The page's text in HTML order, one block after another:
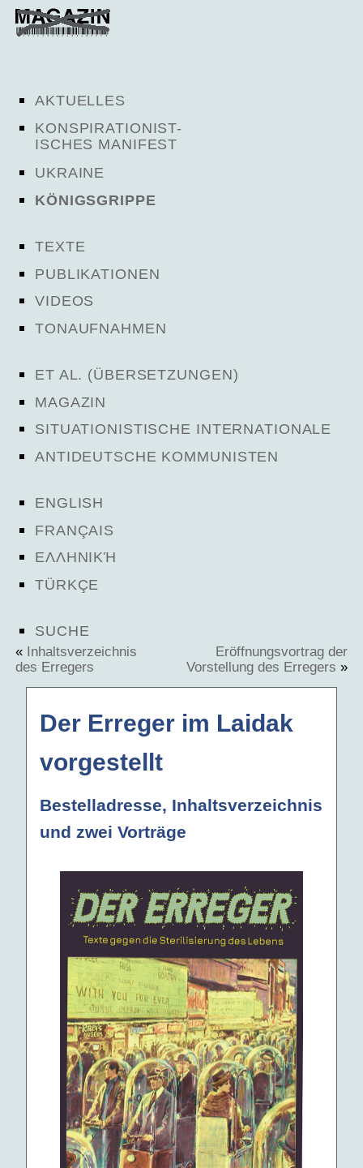
AKTUELLES
KONSPIRATIONIST-
ISCHES MANIFEST
UKRAINE
KÖNIGSGRIPPE
TEXTE
PUBLIKATIONEN
VIDEOS
TONAUFNAHMEN
ET AL. (ÜBERSETZUNGEN)
MAGAZIN
SITUATIONISTISCHE INTERNATIONALE
ANTIDEUTSCHE KOMMUNISTEN
ENGLISH
FRANÇAIS
ΕΛΛΗΝΙΚΉ
TÜRKÇE
SUCHE
« Inhaltsverzeichnis
des Erregers
Eröffnungsvortrag der
Vorstellung des Erregers »
Der Erreger im Laidak
vorgestellt
Bestelladresse, Inhaltsverzeichnis
und zwei Vorträge